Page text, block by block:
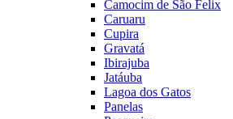
Camocim de São Felix
Caruaru
Cupira
Gravatá
Ibirajuba
Jatáuba
Lagoa dos Gatos
Panelas